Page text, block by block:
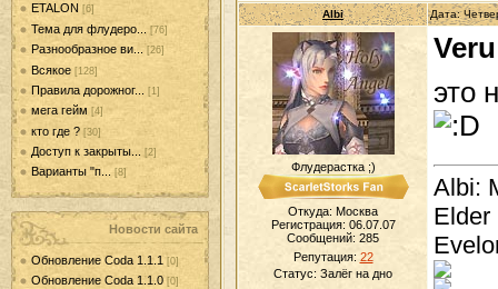
ETALON [6]
Тема для флудеро... [76]
Разнообразное ви... [26]
Всякое [128]
Правила дорожног... [1]
мега гейм [4]
кто где ? [30]
Доступ к закрыты... [2]
Варианты "п... [8]
Новости сайта
Обновление Coda 1.1.1 [0]
Обновление Coda 1.1.0 [0]
Albi Дата:
Флудерастка ;)
Откуда: Москва
Регистрация: 06.07.07
Сообщений: 285
Репутация: 22
Статус: Залёг на дно
Veru
это
Albi:
Elder